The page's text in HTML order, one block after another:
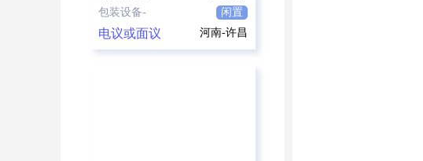
机
包装设备- 闲置
电议或面议 河南-许昌